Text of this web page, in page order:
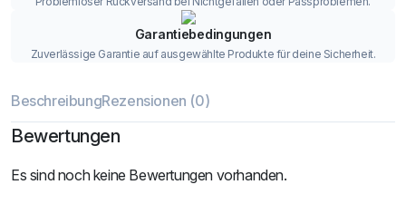
Garantiebedingungen
Zuverlässige Garantie auf ausgewählte Produkte für deine Sicherheit.
BeschreibungRezensionen (0)
Bewertungen
Es sind noch keine Bewertungen vorhanden.